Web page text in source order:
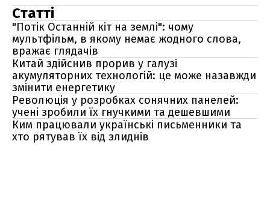
Статті
"Потік Останній кіт на землі": чому
мультфільм, в якому немає жодного слова,
вражає глядачів
Китай здійснив прорив у галузі
акумуляторних технологій: це може назавжди
змінити енергетику
Революція у розробках сонячних панелей:
учені зробили їх гнучкими та дешевшими
Ким працювали українські письменники та
хто рятував їх від злиднів